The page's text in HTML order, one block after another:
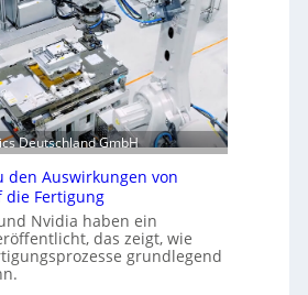
c
h
I
E
C
6
2
4
4
3
-
4
b
a
l
e
s
T
r
a
i
n
i
n
o
m
e
L
ö
s
u
g
e
n
s
t
Deutschland GmbH
den Auswirkungen von
die Fertigung
Nvidia haben ein
das zeigt, wie
grundlegend